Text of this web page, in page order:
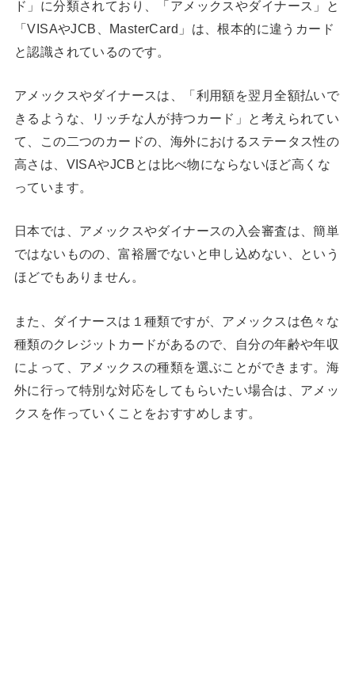
ド」に分類されており、「アメックスやダイナース」と
「VISAやJCB、MasterCard」は、根本的に違うカード
と認識されているのです。
アメックスやダイナースは、「利用額を翌月全額払いで
きるような、リッチな人が持つカード」と考えられてい
て、この二つのカードの、海外におけるステータス性の
高さは、VISAやJCBとは比べ物にならないほど高くな
っています。
日本では、アメックスやダイナースの入会審査は、簡単
ではないものの、富裕層でないと申し込めない、という
ほどでもありません。
また、ダイナースは１種類ですが、アメックスは色々な
種類のクレジットカードがあるので、自分の年齢や年収
によって、アメックスの種類を選ぶことができます。海
外に行って特別な対応をしてもらいたい場合は、アメッ
クスを作っていくことをおすすめします。